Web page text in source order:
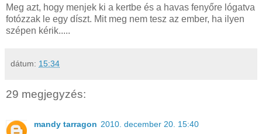
Meg azt, hogy menjek ki a kertbe és a havas fenyőre lógatva
fotózzak le egy díszt. Mit meg nem tesz az ember, ha ilyen
szépen kérik.....
dátum: 15:34
29 megjegyzés:
mandy tarragon 2010. december 20. 15:40